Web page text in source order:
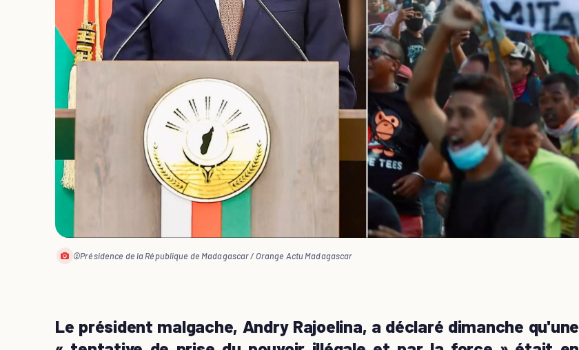
©Présidence de la République de Madagascar / Orange Actu Madagascar
Le président malgache, Andry Rajoelina, a déclaré dimanche qu'une